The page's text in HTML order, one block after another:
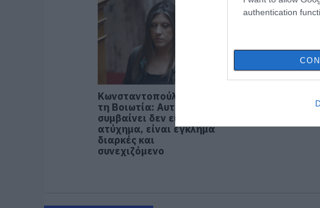
authentication
Κωνσταντοπούλου από
τη Βοιωτία: Αυτό που
συμβαίνει δεν είναι
ατύχημα, είναι έγκλημα
διαρκές και
συνεχιζόμενο
για το myAGRO